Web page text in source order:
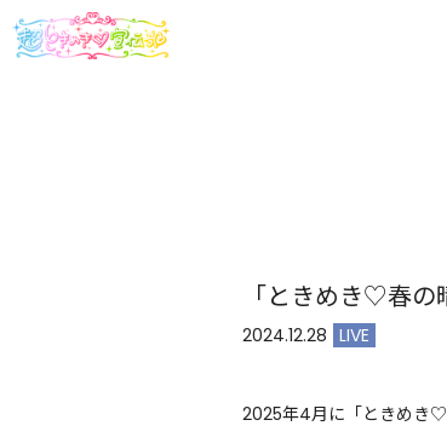
「ときめき♡春
2024.12.28 LIVE
2025年4月に「ときめき♡